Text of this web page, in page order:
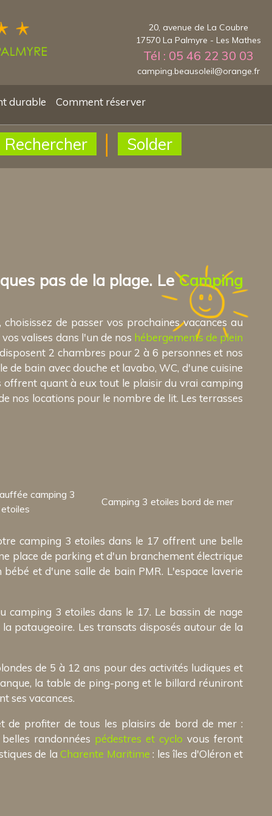
Rechercher Solder
20, avenue de La Coubre
17570 La Palmyre - Les Mathes
Tél : 05 46 22 30 03
camping.beausoleil@orange.fr
durable Comment réserver
pas de la plage. LeCamping
de passer vos prochaines vacances au
valises dans l'un de nos hébergements de plein
2 chambres pour 2 à 6 personnes et nos
bain avec douche et lavabo, WC, d'une cuisine
offrent quant à eux tout le plaisir du vrai camping
nos locations pour le nombre de lit. Les terrasses
camping 3
etoiles
Camping 3 etoiles bord de mer
camping 3 etoiles dans le 17 offrent une belle
place de parking et d'un branchement électrique
et d'une salle de bain PMR. L'espace laverie
camping 3 etoiles dans le 17. Le bassin de nage
pataugeoire. Les transats disposés autour de la
de 5 à 12 ans pour des activités ludiques et
la table de ping-pong et le billard réuniront
ses vacances.
de profiter de tous les plaisirs de bord de mer :
randonnées pédestres et cyclo vous feront
de laCharente Maritime : les îles d'Oléron et